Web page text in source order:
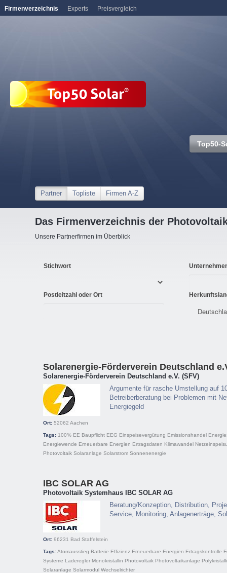
Top50-
Partner Topliste Firmen A-Z
Das Firmenverzeichnis der
Unsere Partnerfirmen im Überblick
Stichwort
Postleitzahl oder Ort
Solarenergie-Förderverein Deutschland
Solarenergie-Förderverein Deutschland e.V. (SFV)
Argumente für rasche Umstellung auf
Betreiberberatung bei Problemen mit
Energiegeld
Ort: 52062 Aachen
Tags: 100% EE Baupflicht EEG Einspeisevergütung Emissionshandel
Energiewende Erneuerbare Energien Ertragsdaten Klimawandel
Photovoltaik Solaranlage Solarstrom Sonnenenergie
IBC SOLAR AG
Photovoltaik Systemhaus IBC SOLAR AG
Beratung/Konzeption, Distribution,
Service, Monitoring, Anlagenerträge,
Ort: 96231 Bad Staffelstein
Tags:Atomausstieg Batterie Effizienz Erneuerbare Energien Ertragskontrolle
Systeme Laderegler Monokristallin Photovoltaik Photovoltaikanlage
Solaranlage Solarmodul Wechselrichter
Firmenverzeichnis Experts Preisvergleich